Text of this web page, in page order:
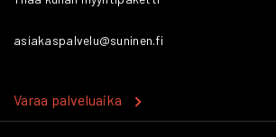
asiakaspalvelu@suninen.fi
Varaa palveluaika